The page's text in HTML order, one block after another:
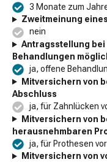
3 Monate zum
Zweitmeinung
nein
Antragsstellung
Behandlungen
ja, offene
Mitversichern von
Abschluss
ja, für Zahnlücken
Mitversichern von
herausnehmbaren
ja, für Prothesen
Mitversichern von